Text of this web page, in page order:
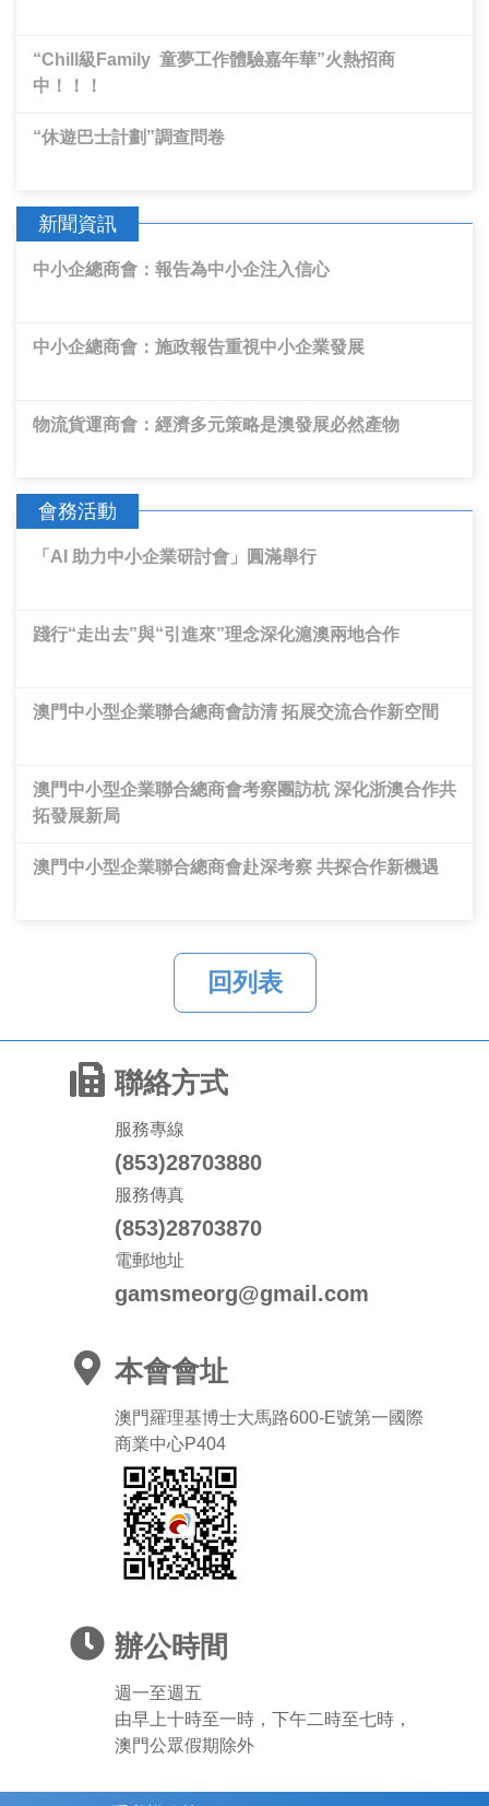
“Chill級Family  童夢工作體驗嘉年華”火熱招商
中！！！
“休遊巴士計劃”調查問卷
新聞資訊
中小企總商會：報告為中小企注入信心
中小企總商會：施政報告重視中小企業發展
物流貨運商會：經濟多元策略是澳發展必然產物
會務活動
「AI 助力中小企業研討會」圓滿舉行
踐行“走出去”與“引進來”理念深化滬澳兩地合作
澳門中小型企業聯合總商會訪清 拓展交流合作新空間
澳門中小型企業聯合總商會考察團訪杭 深化浙澳合作共
拓發展新局
澳門中小型企業聯合總商會赴深考察 共探合作新機遇​
回列表
聯絡方式
服務專線
(853)28703880
服務傳真
(853)28703870
電郵地址
gamsmeorg@gmail.com
本會會址
澳門羅理基博士大馬路600-E號第一國際
商業中心P404
辦公時間
週一至週五
由早上十時至一時，下午二時至七時，
澳門公眾假期除外